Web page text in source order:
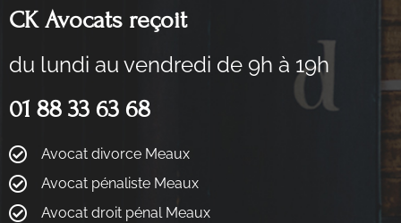
CK Avocats reçoit
du lundi au vendredi de 9h à 19h
01 88 33 63 68
Avocat divorce Meaux
Avocat pénaliste Meaux
Avocat droit pénal Meaux